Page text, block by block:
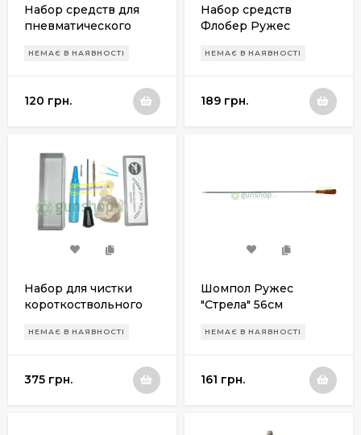
Набор средств для
пневматического
НЕМАЄ В НАЯВНОСТІ
120 грн.
Набор средств
Флобер Ружес
НЕМАЄ В НАЯВНОСТІ
189 грн.
Набор для чистки
короткоствольного
(в пластмассовой
НЕМАЄ В НАЯВНОСТІ
375 грн.
Шомпол Ружес
"Стрела" 56см
НЕМАЄ В НАЯВНОСТІ
161 грн.